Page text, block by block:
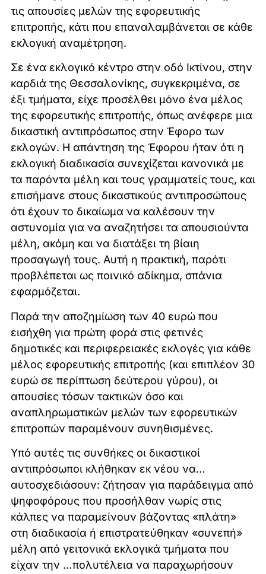
τις απουσίες μελών της εφορευτικής
επιτροπής, κάτι που επαναλαμβάνεται σε κάθε
εκλογική αναμέτρηση.
Σε ένα εκλογικό κέντρο στην οδό Ικτίνου, στην
καρδιά της Θεσσαλονίκης, συγκεκριμένα, σε
έξι τμήματα, είχε προσέλθει μόνο ένα μέλος
της εφορευτικής επιτροπής, όπως ανέφερε μια
δικαστική αντιπρόσωπος στην Έφορο των
εκλογών. Η απάντηση της Έφορου ήταν ότι η
εκλογική διαδικασία συνεχίζεται κανονικά με
τα παρόντα μέλη και τους γραμματείς τους, και
επισήμανε στους δικαστικούς αντιπροσώπους
ότι έχουν το δικαίωμα να καλέσουν την
αστυνομία για να αναζητήσει τα απουσιούντα
μέλη, ακόμη και να διατάξει τη βίαιη
προσαγωγή τους. Αυτή η πρακτική, παρότι
προβλέπεται ως ποινικό αδίκημα, σπάνια
εφαρμόζεται.
Παρά την αποζημίωση των 40 ευρώ που
εισήχθη για πρώτη φορά στις φετινές
δημοτικές και περιφερειακές εκλογές για κάθε
μέλος εφορευτικής επιτροπής (και επιπλέον 30
ευρώ σε περίπτωση δεύτερου γύρου), οι
απουσίες τόσων τακτικών όσο και
αναπληρωματικών μελών των εφορευτικών
επιτροπών παραμένουν συνηθισμένες.
Υπό αυτές τις συνθήκες οι δικαστικοί
αντιπρόσωποι κλήθηκαν εκ νέου να…
αυτοσχεδιάσουν: ζήτησαν για παράδειγμα από
ψηφοφόρους που προσήλθαν νωρίς στις
κάλπες να παραμείνουν βάζοντας «πλάτη»
στη διαδικασία ή επιστρατεύθηκαν «συνεπή»
μέλη από γειτονικά εκλογικά τμήματα που
είχαν την …πολυτέλεια να παραχωρήσουν